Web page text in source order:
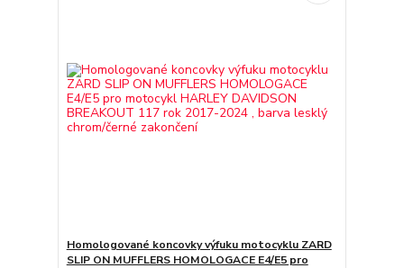
Homologované koncovky výfuku motocyklu ZARD
SLIP ON MUFFLERS HOMOLOGACE E4/E5 pro